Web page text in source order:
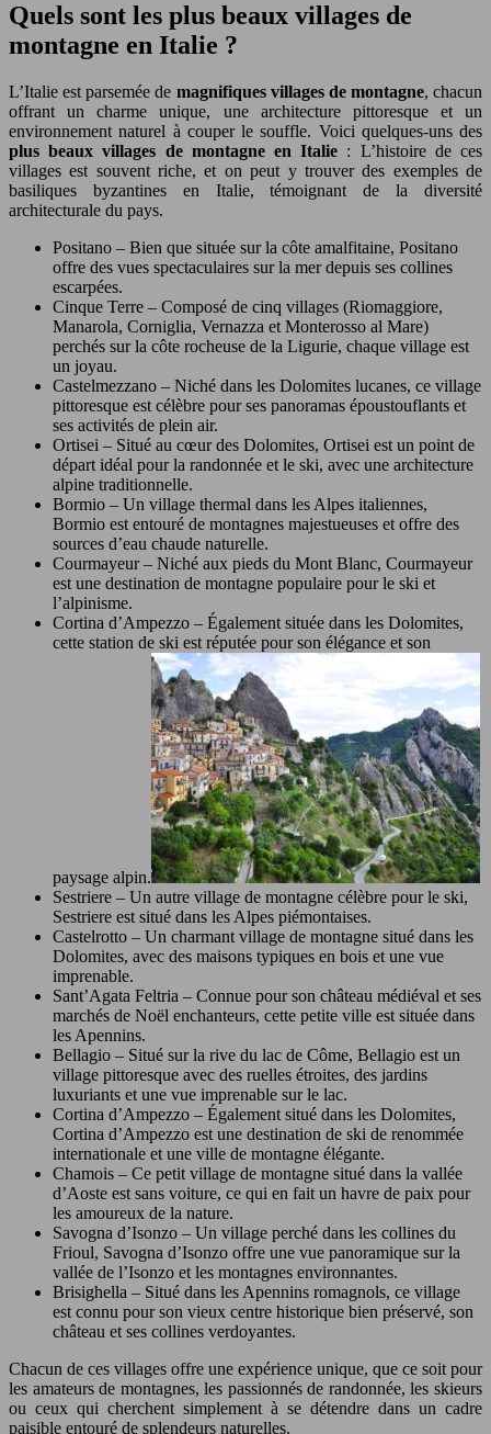
Quels sont les plus beaux villages de
montagne en Italie ?
L’Italie est parsemée de magnifiques villages de montagne, chacun
offrant un charme unique, une architecture pittoresque et un
environnement naturel à couper le souffle. Voici quelques-uns des
plus beaux villages de montagne en Italie : L’histoire de ces
villages est souvent riche, et on peut y trouver des exemples de
basiliques byzantines en Italie, témoignant de la diversité
architecturale du pays.
Positano – Bien que située sur la côte amalfitaine, Positano
offre des vues spectaculaires sur la mer depuis ses collines
escarpées.
Cinque Terre – Composé de cinq villages (Riomaggiore,
Manarola, Corniglia, Vernazza et Monterosso al Mare)
perchés sur la côte rocheuse de la Ligurie, chaque village est
un joyau.
Castelmezzano – Niché dans les Dolomites lucanes, ce village
pittoresque est célèbre pour ses panoramas époustouflants et
ses activités de plein air.
Ortisei – Situé au cœur des Dolomites, Ortisei est un point de
départ idéal pour la randonnée et le ski, avec une architecture
alpine traditionnelle.
Bormio – Un village thermal dans les Alpes italiennes,
Bormio est entouré de montagnes majestueuses et offre des
sources d’eau chaude naturelle.
Courmayeur – Niché aux pieds du Mont Blanc, Courmayeur
est une destination de montagne populaire pour le ski et
l’alpinisme.
Cortina d’Ampezzo – Également située dans les Dolomites,
cette station de ski est réputée pour son élégance et son
paysage alpin.
Sestriere – Un autre village de montagne célèbre pour le ski,
Sestriere est situé dans les Alpes piémontaises.
Castelrotto – Un charmant village de montagne situé dans les
Dolomites, avec des maisons typiques en bois et une vue
imprenable.
Sant’Agata Feltria – Connue pour son château médiéval et ses
marchés de Noël enchanteurs, cette petite ville est située dans
les Apennins.
Bellagio – Situé sur la rive du lac de Côme, Bellagio est un
village pittoresque avec des ruelles étroites, des jardins
luxuriants et une vue imprenable sur le lac.
Cortina d’Ampezzo – Également situé dans les Dolomites,
Cortina d’Ampezzo est une destination de ski de renommée
internationale et une ville de montagne élégante.
Chamois – Ce petit village de montagne situé dans la vallée
d’Aoste est sans voiture, ce qui en fait un havre de paix pour
les amoureux de la nature.
Savogna d’Isonzo – Un village perché dans les collines du
Frioul, Savogna d’Isonzo offre une vue panoramique sur la
vallée de l’Isonzo et les montagnes environnantes.
Brisighella – Situé dans les Apennins romagnols, ce village
est connu pour son vieux centre historique bien préservé, son
château et ses collines verdoyantes.
Chacun de ces villages offre une expérience unique, que ce soit pour
les amateurs de montagnes, les passionnés de randonnée, les skieurs
ou ceux qui cherchent simplement à se détendre dans un cadre
paisible entouré de splendeurs naturelles.